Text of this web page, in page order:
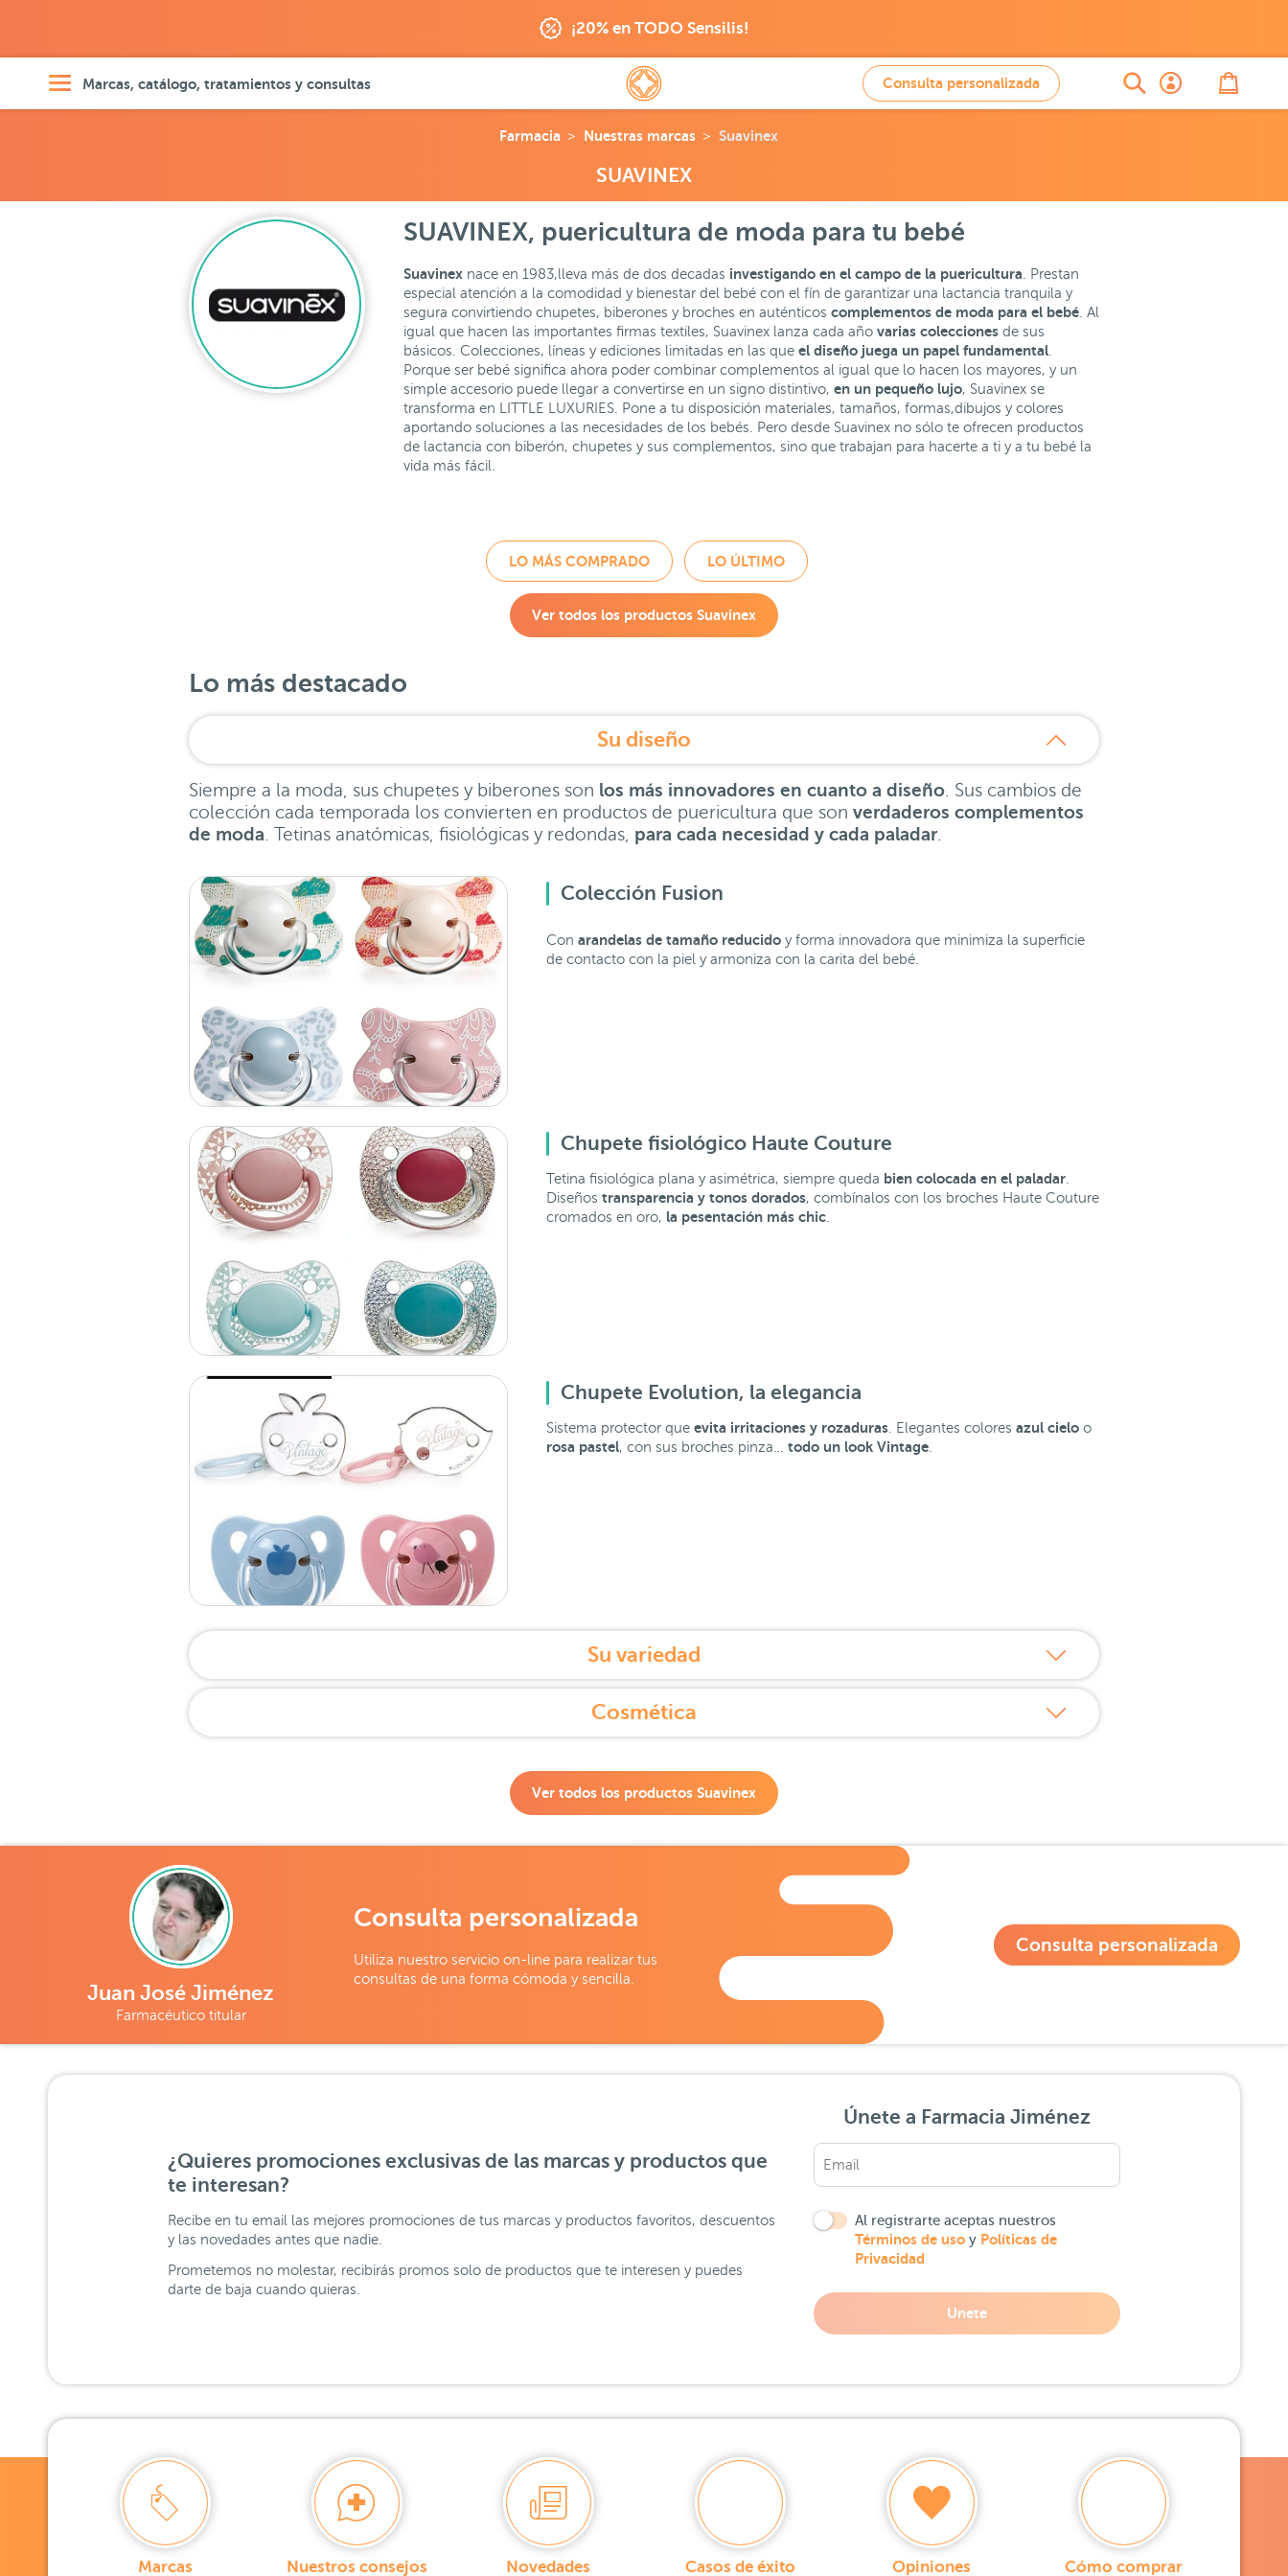
¡20% en TODO Sensilis!
Marcas, catálogo, tratamientos y consultas Consulta personalizada
Farmacia Nuestras marcas Suavinex
SUAVINEX
SUAVINEX, puericultura de moda para tu bebé
Suavinex nace en 1983,lleva más de dos decadas investigando en el campo de la puericultura . Prestan
especial atención a la comodidad y bienestar del bebé con el fín de garantizar una lactancia tranquila y
segura convirtiendo chupetes, biberones y broches en auténticos complementos de moda para el bebé . Al
igual que hacen las importantes firmas textiles, Suavinex lanza cada año varias colecciones de sus
básicos. Colecciones, líneas y ediciones limitadas en las que el diseño juega un papel fundamental
Porque ser bebé significa ahora poder combinar complementos al igual que lo hacen los mayores, y un
simple accesorio puede llegar a convertirse en un signo distintivo, en un pequeño lujo, Suavinex se
transforma en LITTLE LUXURIES. Pone a tu disposición materiales, tamaños, formas,dibujos y colores
aportando soluciones a las necesidades de los bebés. Pero desde Suavinex no sólo te ofrecen productos
de lactancia con biberón, chupetes y sus complementos, sino que trabajan para hacerte a ti y a tu bebé la
vida más fácil.
LO MÁS COMPRADO LO ÚLTIMO
Ver todos los productos Suavinex
Lo más destacado
Su diseño
Siempre a la moda, sus chupetes y biberones son los más innovadores en cuanto a diseño . Sus cambios de
colección cada temporada los convierten en productos de puericultura que son verdaderos complementos
de moda . Tetinas anatómicas, fisiológicas y redondas, para cada necesidad y cada paladar.
Colección Fusion
Con arandelas de tamaño reducidoy forma innovadora que minimiza la superficie
de contacto con la piel y armoniza con la carita del bebé.
Chupete fisiológico Haute Couture
Tetina fisiológica plana y asimétrica, siempre queda bien colocada en el paladar.
Diseños transparencia y tonos dorados, combínalos con los broches Haute Couture
cromados en oro, la pesentación más chic.
Chupete Evolution, la elegancia
Sistema protector queevita irritaciones y rozaduras. Elegantes colores azul cieloo
rosa pastel, con sus broches pinza… todo un look Vintage.
Su variedad
Cosmética
Ver todos los productos Suavinex
Juan José Jiménez
Farmacéutico titular
Consulta personalizada
Utiliza nuestro servicio on-line para realizar tus
consultas de una forma cómoda y sencilla.
Consulta personalizada
¿Quieres promociones exclusivas de las marcas y productos que
te interesan?
Recibe en tu email las mejores promociones de tus marcas y productos favoritos, descuentos
y las novedades antes que nadie.
Prometemos no molestar, recibirás promos solo de productos que te interesen y puedes
darte de baja cuando quieras.
Únete a Farmacia Jiménez
Al registrarte aceptas nuestros
Términos de uso y Políticas de
Privacidad
Unete
Marcas Nuestros consejos Novedades Casos de éxito Opiniones Cómo comprar